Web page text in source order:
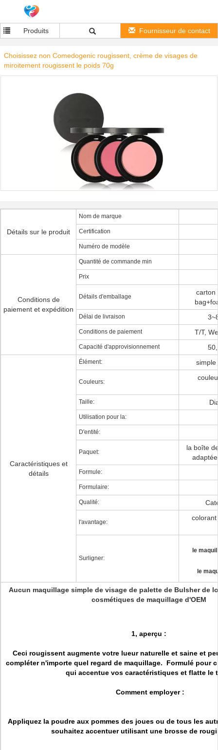
Produits Fournisseur de contact
Choisissez non Comedogenic rougissent, crème de visages de
miroitement rougissent le poids 70g
Détails sur le produit
Nom de marque
Certification
Numéro de modèle
Conditions de
paiement et expédition
Quantité de commande min
Prix
Détails d'emballage
carton
Délai de livraison
Conditions de paiement T/T,
Capacité d'approvisionnement
Caractéristiques et
détails
Élément: simple
Couleurs:
Taille:
Utilisation pour la:
D'entité:
Paquet:
la boîte
Formule:
Formulaire:
Qualité:
l'avantage:
Surligner:
le
le
Aucun maquillage simple de visage de palette de Bulsher de
cosmétiques de maquillage d'OEM
1, aperçu :
Ceci rougissent augmente votre lueur naturelle et saine et
compléter n'importe quel regard de maquillage. Formulé pour
qui accentue vos caractéristiques et flatte le
Comment employer :
Appliquez la poudre aux pommes des joues ou de tous les
souhaitez accentuer utilisant une brosse de